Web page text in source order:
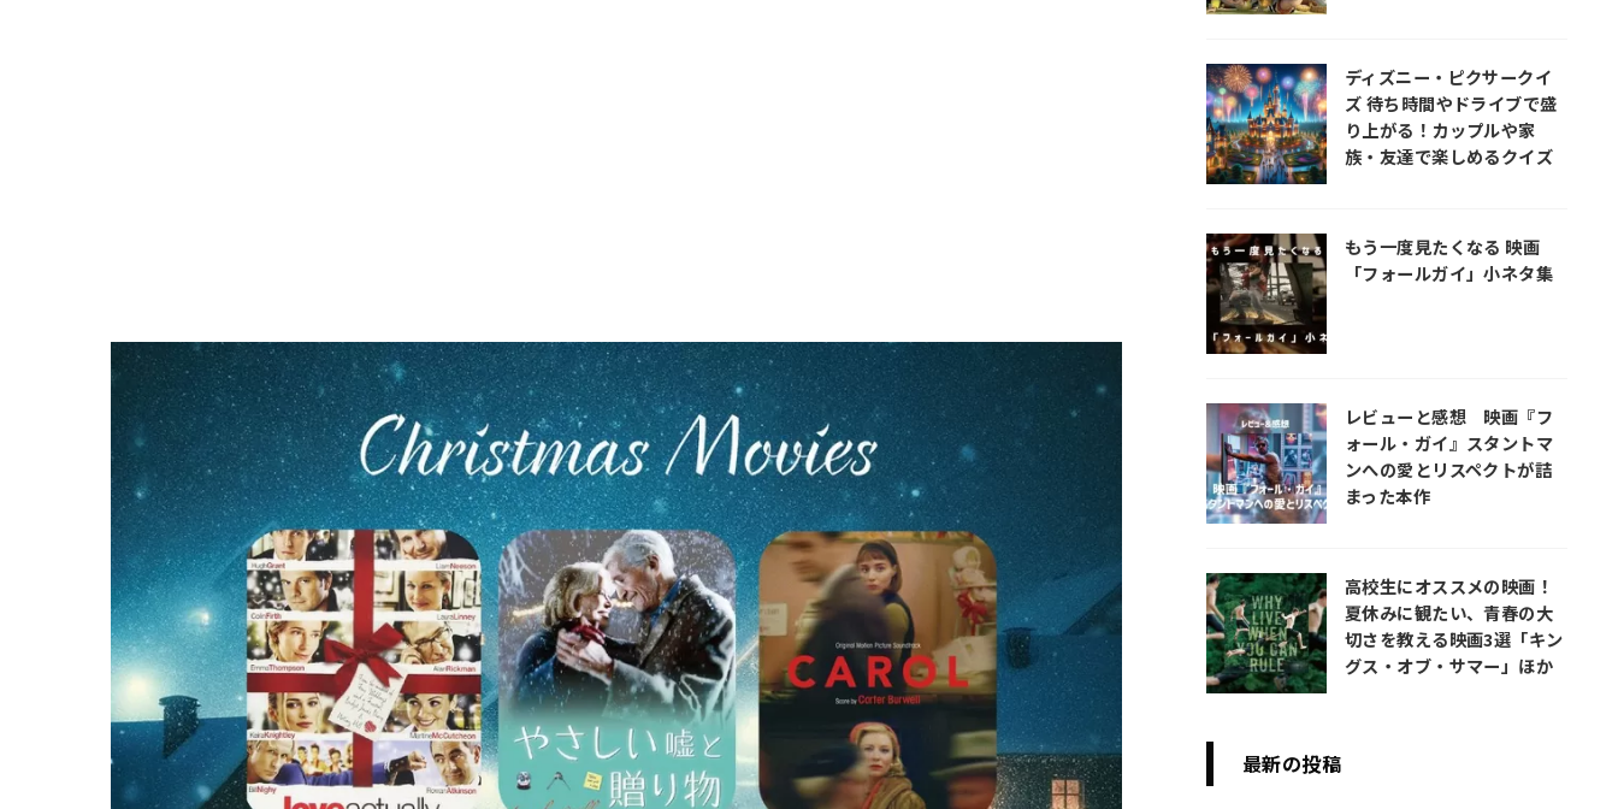
ディズニー・ピクサークイ
ズ 待ち時間やドライブで盛
り上がる！カップルや家
族・友達で楽しめるクイズ
もう一度見たくなる 映画
「フォールガイ」小ネタ集
レビューと感想 映画『フ
ォール・ガイ』スタントマ
ンへの愛とリスペクトが詰
まった本作
高校生にオススメの映画！
夏休みに観たい、青春の大
切さを教える映画3選「キン
グス・オブ・サマー」ほか
最新の投稿